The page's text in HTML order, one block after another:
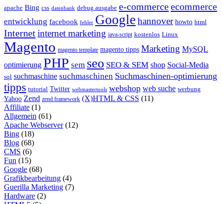
apache Bing css datenbank debug ausgabe e-commerceecommerce
entwicklung facebook fehler Google hannover howto html
Internetinternet marketing java-script kostenlos Linux
Magento magento template magento tipps Marketing MySQL
optimierung PHP sem seo SEO & SEM shop Social-Media
sql suchmaschine suchmaschinen Suchmaschinen-optimierung
tipps tutorial Twitter webmastertools webshop web suche werbung
Yahoo Zend zend framework (X)HTML & CSS (11)
Affiliate (1)
Allgemein (61)
Apache Webserver(12)
Bing (18)
Blog (68)
CMS (6)
Fun (15)
Google (68)
Grafikbearbeitung (4)
Guerilla Marketing (7)
Hardware (2)